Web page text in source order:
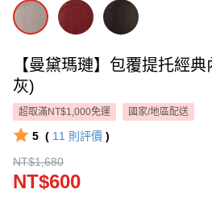
【曼黛瑪璉】包覆提托經
灰)
超取滿NT$1,000免運 國家/地區配送
5 ( 11 則評價 )
NT$1,680
NT$600